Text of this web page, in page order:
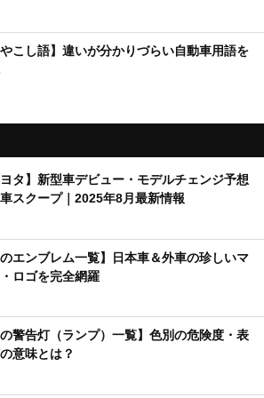
やこし語】違いが分かりづらい自動車用語を
ヨタ】新型車デビュー・モデルチェンジ予想
スクープ｜2025年8月最新情報
のエンブレム一覧】日本車＆外車の珍しいマ
ロゴを完全網羅
の警告灯（ランプ）一覧】色別の危険度・表
意味とは？